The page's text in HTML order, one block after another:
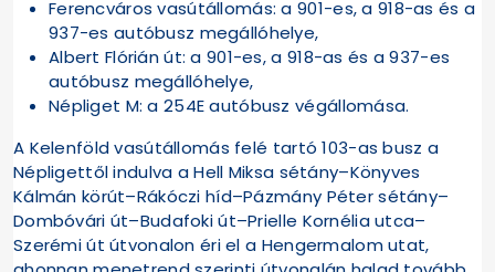
Ferencváros vasútállomás: a 901-es, a 918-as és a
937-es autóbusz megállóhelye,
Albert Flórián út: a 901-es, a 918-as és a 937-es
autóbusz megállóhelye,
Népliget M: a 254E autóbusz végállomása.
A Kelenföld vasútállomás felé tartó 103-as busz a
Népligettől indulva a Hell Miksa sétány–Könyves
Kálmán körút–Rákóczi híd–Pázmány Péter sétány–
Dombóvári út–Budafoki út–Prielle Kornélia utca–
Szerémi út útvonalon éri el a Hengermalom utat,